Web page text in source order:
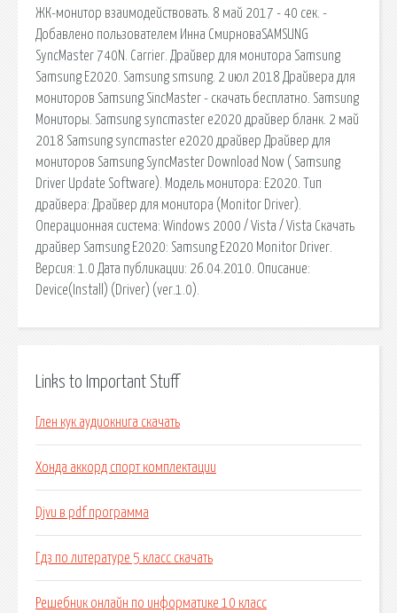
ЖК-монитор взаимодействовать. 8 май 2017 - 40 сек. -
Добавлено пользователем Инна СмирноваSAMSUNG
SyncMaster 740N. Carrier. Драйвер для монитора Samsung
Samsung E2020. Samsung smsung. 2 июл 2018 Драйвера для
мониторов Samsung SincMaster - скачать бесплатно. Samsung
Мониторы. Samsung syncmaster e2020 драйвер бланк. 2 май
2018 Samsung syncmaster e2020 драйвер Драйвер для
мониторов Samsung SyncMaster Download Now ( Samsung
Driver Update Software). Модель монитора: E2020. Тип
драйвера: Драйвер для монитора (Monitor Driver).
Операционная система: Windows 2000 / Vista / Vista Скачать
драйвер Samsung E2020: Samsung E2020 Monitor Driver.
Версия: 1.0 Дата публикации: 26.04.2010. Описание:
Device(Install) (Driver) (ver.1.0).
Links to Important Stuff
Глен кук аудиокнига скачать
Хонда аккорд спорт комплектации
Djvu в pdf программа
Гдз по литературе 5 класс скачать
Решебник онлайн по информатике 10 класс